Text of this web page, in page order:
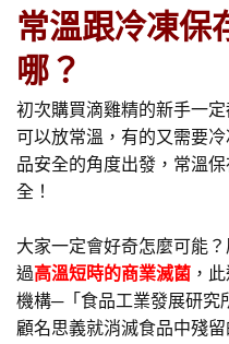
常溫跟冷凍保
哪？
初次購買滴雞精的新手一
可以放常溫，有的又需要
品安全的角度出發，常溫
全！
大家一定會好奇怎麼可能
過高溫短時的商業滅菌 ，
機構─「食品工業發展研究
顧名思義就消滅食品中殘